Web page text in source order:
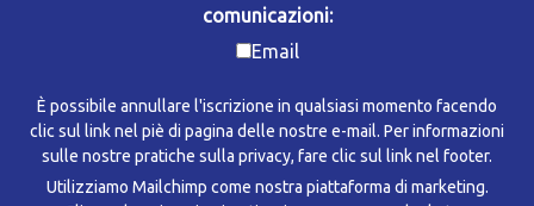
comunicazioni:
Email
È possibile annullare l'iscrizione in qualsiasi momento facendo
clic sul link nel piè di pagina delle nostre e-mail. Per informazioni
sulle nostre pratiche sulla privacy, fare clic sul link nel footer.
Utilizziamo Mailchimp come nostra piattaforma di marketing.